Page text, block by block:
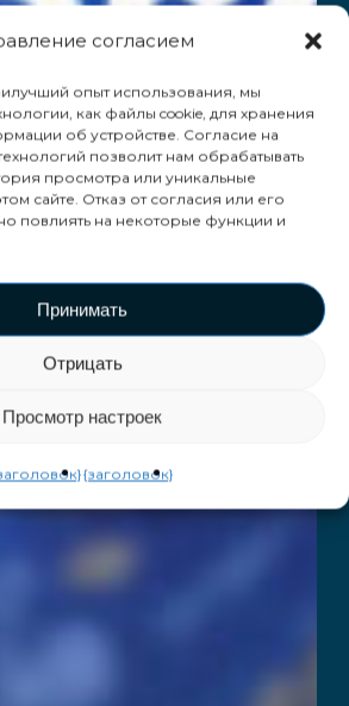
согласием
опыт использования, мы
как файлы cookie, для хранения
об устройстве. Согласие на
позволит нам обрабатывать
просмотра или уникальные
сайте. Отказ от согласия или его
повлиять на некоторые функции и
Принимать
Отрицать
Просмотр настроек
{заголовок}